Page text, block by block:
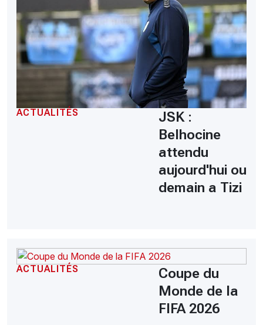
ACTUALITÉS
JSK :
Belhocine
attendu
aujourd'hui ou
demain a Tizi
ACTUALITÉS
Coupe du
Monde de la
FIFA 2026